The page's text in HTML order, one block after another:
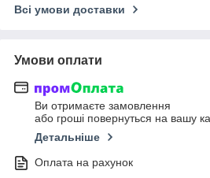
Всі умови доставки
Умови оплати
Ви отримаєте замовлення
або гроші повернуться на вашу
Детальніше
Оплата на рахунок